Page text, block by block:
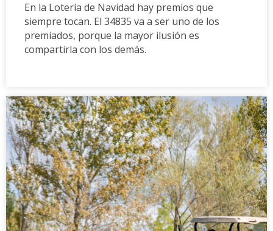
En la Lotería de Navidad hay premios que
siempre tocan. El 34835 va a ser uno de los
premiados, porque la mayor ilusión es
compartirla con los demás.